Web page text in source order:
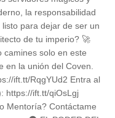
la responsabilidad
para dejar de ser un
de tu imperio? 🚀
camines solo en este
en la unión del Coven.
ift.tt/RqgYUd2 Entra al
https://ift.tt/qiOsLgj
Mentoría? Contáctame